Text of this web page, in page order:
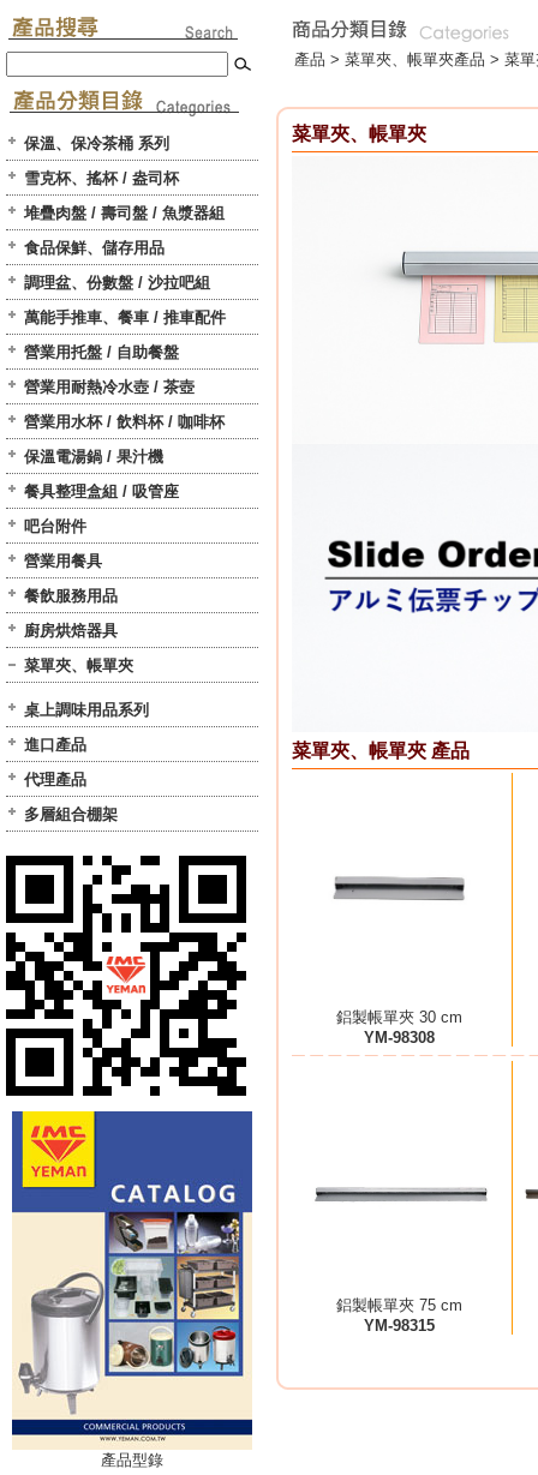
保溫、保冷茶桶 系列
雪克杯、搖杯 / 盎司杯
堆疊肉盤 / 壽司盤 / 魚漿器組
食品保鮮、儲存用品
調理盆、份數盤 / 沙拉吧組
萬能手推車、餐車 / 推車配件
營業用托盤 / 自助餐盤
營業用耐熱冷水壺 / 茶壺
營業用水杯 / 飲料杯 / 咖啡杯
保溫電湯鍋 / 果汁機
餐具整理盒組 / 吸管座
吧台附件
營業用餐具
餐飲服務用品
廚房烘焙器具
菜單夾、帳單夾
桌上調味用品系列
進口產品
代理產品
多層組合棚架
產品型錄
產品 > 菜單夾、帳單夾產品 > 菜
菜單夾、帳單夾
菜單夾、帳單夾 產品
鋁製帳單夾 30 cm
YM-98308
鋁製帳單夾 75 cm
YM-98315